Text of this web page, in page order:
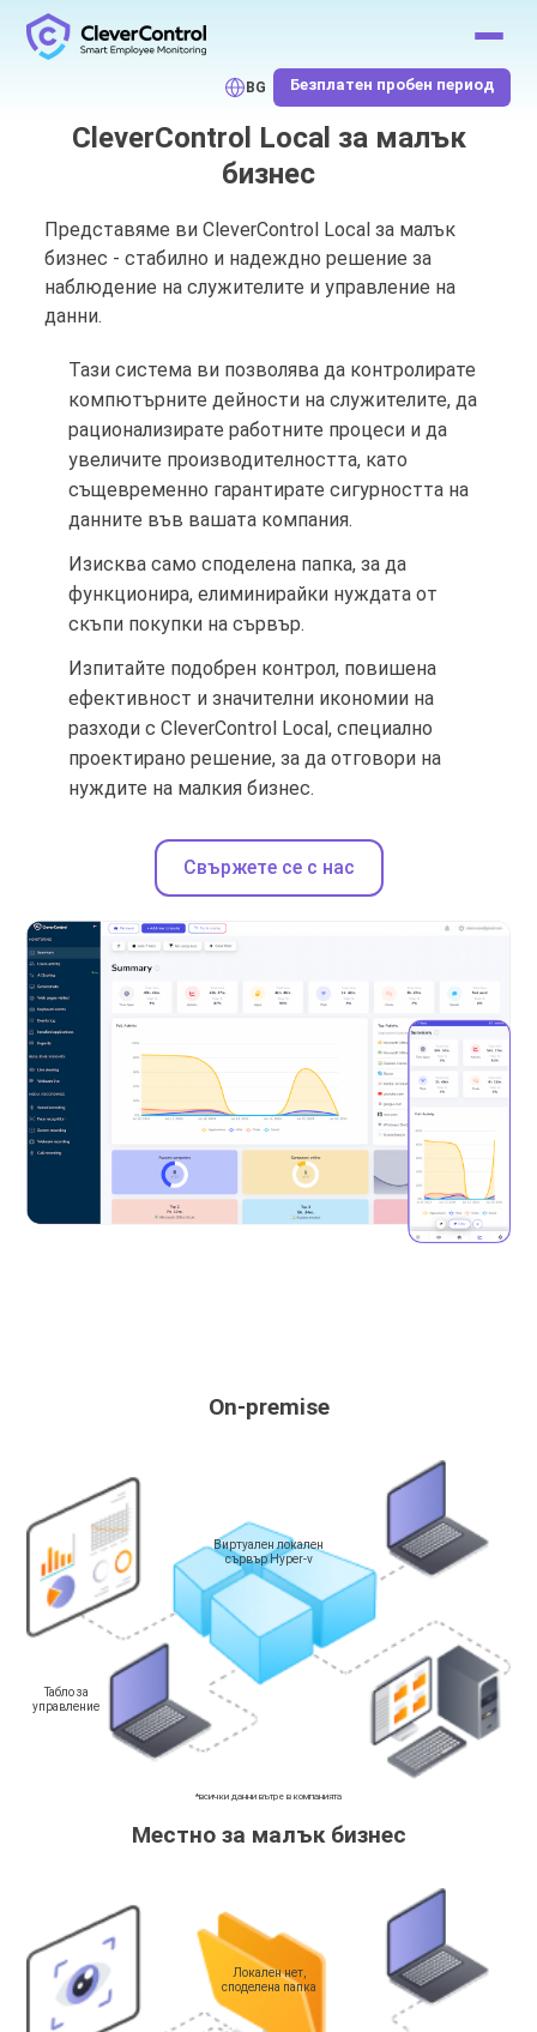
BG Безплатен пробен период
CleverControl Local за малък
бизнес
Представяме ви CleverControl Local за малък
бизнес - стабилно и надеждно решение за
наблюдение на служителите и управление на
данни.
Тази система ви позволява да контролирате
компютърните дейности на служителите, да
рационализирате работните процеси и да
увеличите производителността, като
същевременно гарантирате сигурността на
данните във вашата компания.
Изисква само споделена папка, за да
функционира, елиминирайки нуждата от
скъпи покупки на сървър.
Изпитайте подобрен контрол, повишена
ефективност и значителни икономии на
разходи с CleverControl Local, специално
проектирано решение, за да отговори на
нуждите на малкия бизнес.
Свържете се с нас
On-premise
*всички данни вътре в компанията
Табло за
управление
Виртуален локален
сървър Hyper-v
Местно за малък бизнес
Локален нет,
споделена папка